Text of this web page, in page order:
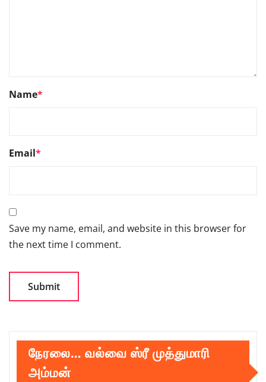
Name*
Email*
Save my name, email, and website in this browser for
the next time I comment.
நேரலை… வல்வை ஸ்ரீ முத்துமாரி
அம்மன்